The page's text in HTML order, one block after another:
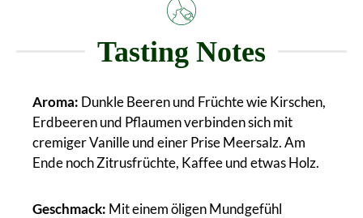
Tasting Notes
Aroma: Dunkle Beeren und Früchte wie Kirschen,
Erdbeeren und Pflaumen verbinden sich mit
cremiger Vanille und einer Prise Meersalz. Am
Ende noch Zitrusfrüchte, Kaffee und etwas Holz.
Geschmack: Mit einem öligen Mundgefühl